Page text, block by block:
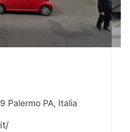
Palermo PA, Italia